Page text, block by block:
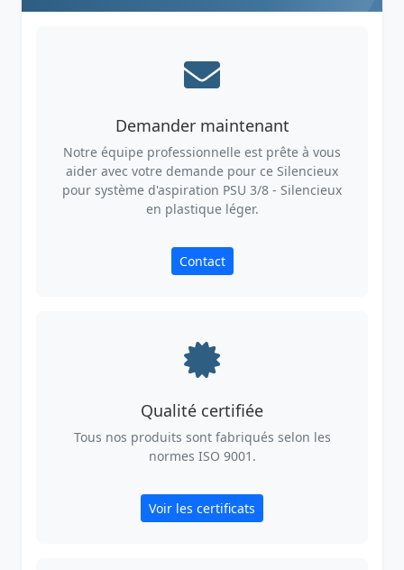
Demander maintenant
Notre équipe professionnelle est prête à vous
aider avec votre demande pour ce Silencieux
pour système d'aspiration PSU 3/8 - Silencieux
en plastique léger.
Contact
Qualité certifiée
Tous nos produits sont fabriqués selon les
normes ISO 9001.
Voir les certificats